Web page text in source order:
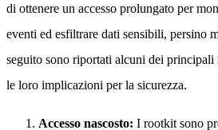
di ottenere un accesso prolungato per
eventi ed esfiltrare dati sensibili, persino
seguito sono riportati alcuni dei
le loro implicazioni per la sicurezza.
Accesso nascosto: I rootkit sono